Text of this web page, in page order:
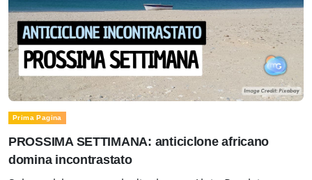
Prima Pagina
PROSSIMA SETTIMANA: anticiclone africano
domina incontrastato